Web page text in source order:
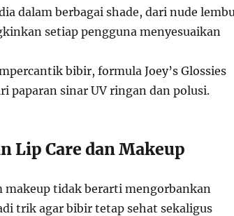
dalam berbagai shade, dari nude
setiap pengguna menyesuaikan
bibir, formula Joey’s Glossies
paparan sinar UV ringan dan polusi.
Lip Care dan Makeup
makeup tidak berarti mengorbankan
trik agar bibir tetap sehat sekaligus